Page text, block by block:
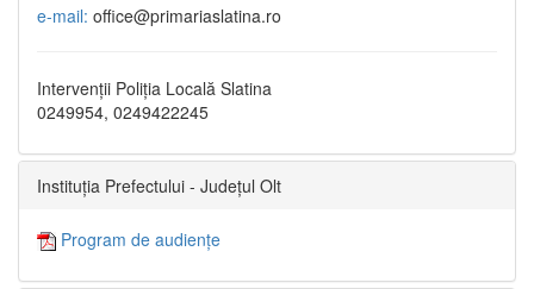
e-mail: office@primariaslatina.ro
Intervenții Poliția Locală Slatina
0249954, 0249422245
Instituția Prefectului - Județul Olt
Program de audiențe